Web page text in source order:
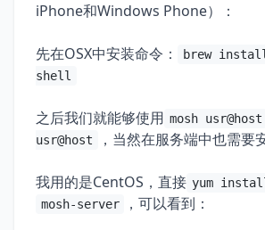
iPhone和Windows Phone）：
先在OSX中安装命令：
brew
shell
之后我们就能够使用 mosh usr@host
usr@host
，当然在服务端中也需要
我用的是CentOS，直接 yum
mosh-server ，可以看到：